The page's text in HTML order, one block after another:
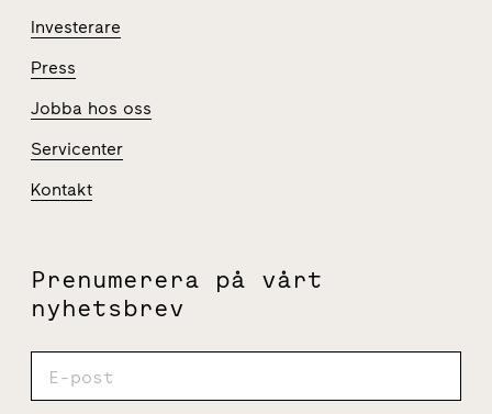
Investerare
Press
Jobba hos oss
Servicenter
Kontakt
Prenumerera på vårt
nyhetsbrev